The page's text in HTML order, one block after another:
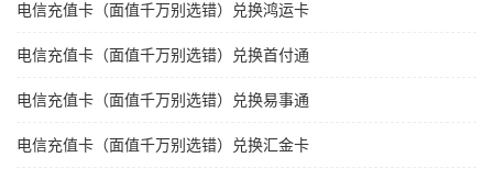
电信充值卡（面值千万别选错）兑换鸿运卡
电信充值卡（面值千万别选错）兑换首付通
电信充值卡（面值千万别选错）兑换易事通
电信充值卡（面值千万别选错）兑换汇金卡